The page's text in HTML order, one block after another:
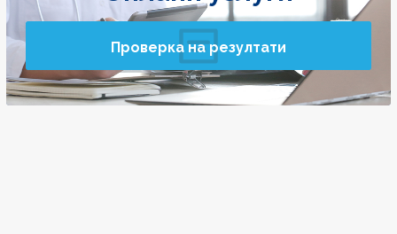
Проверка на резултати